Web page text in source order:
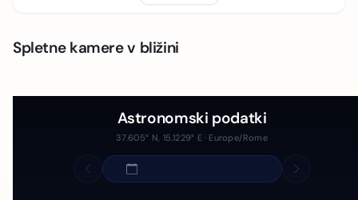
Spletne kamere v bližini
Astronomski podatki
37.605° N, 15.1229° E · Europe/Rome